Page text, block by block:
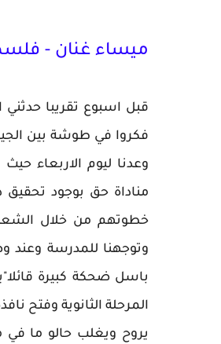
ميساء غنان -
قبل اسبوع تقريبا
فكروا في طوشة بين
وعدنا ليوم الاربعاء
مناداة حق بوجود تحقيق
خطوتهم من خلال
وتوجهنا للمدرسة وعند
باسل ضحكة كبيرة
المرحلة الثانوية وفتح
يروح ويغلب حالو ما في